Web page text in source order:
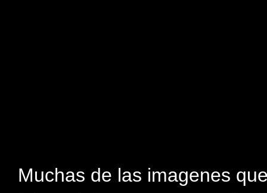
Muchas de las imagenes